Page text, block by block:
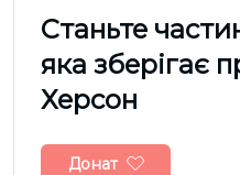
Cтаньте
яка зберігає
Херсон
Донат